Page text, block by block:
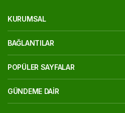
KURUMSAL
BAĞLANTILAR
POPÜLER SAYFALAR
GÜNDEME DAIR